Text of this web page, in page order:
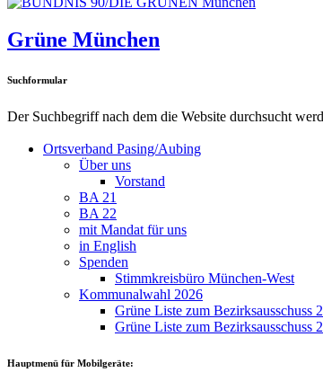
Grüne München
Suchformular
Der Suchbegriff nach dem die Website durchsucht
Ortsverband Pasing/Aubing
Über uns
Vorstand
BA 21
BA 22
mit Mandat für uns
in English
Spenden
Stimmkreisbüro München-West
Kommunalwahl 2026
Grüne Liste zum Bezirksausschuss
Grüne Liste zum
Hauptmenü für Mobilgeräte: